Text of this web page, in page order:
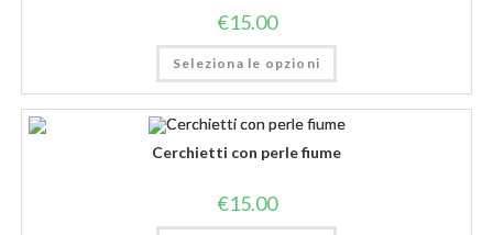
€15.00
Seleziona le opzioni
Cerchietti con perle fiume
€15.00